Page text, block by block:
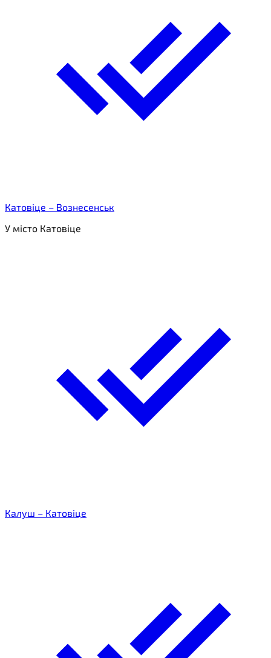
Катовіце – Вознесенськ
У місто Катовіце
Калуш – Катовіце